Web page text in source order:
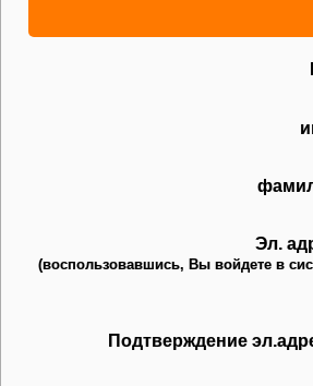
Эл.
(воспользовавшись, Вы войдете в
Подтверждение